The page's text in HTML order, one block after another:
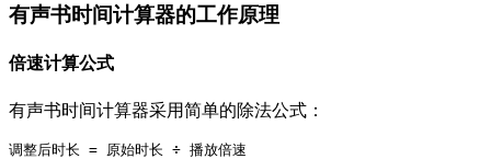
有声书时间计算器的工作原理
倍速计算公式
有声书时间计算器采用简单的除法公式：
调整后时长 = 原始时长 ÷ 播放倍速